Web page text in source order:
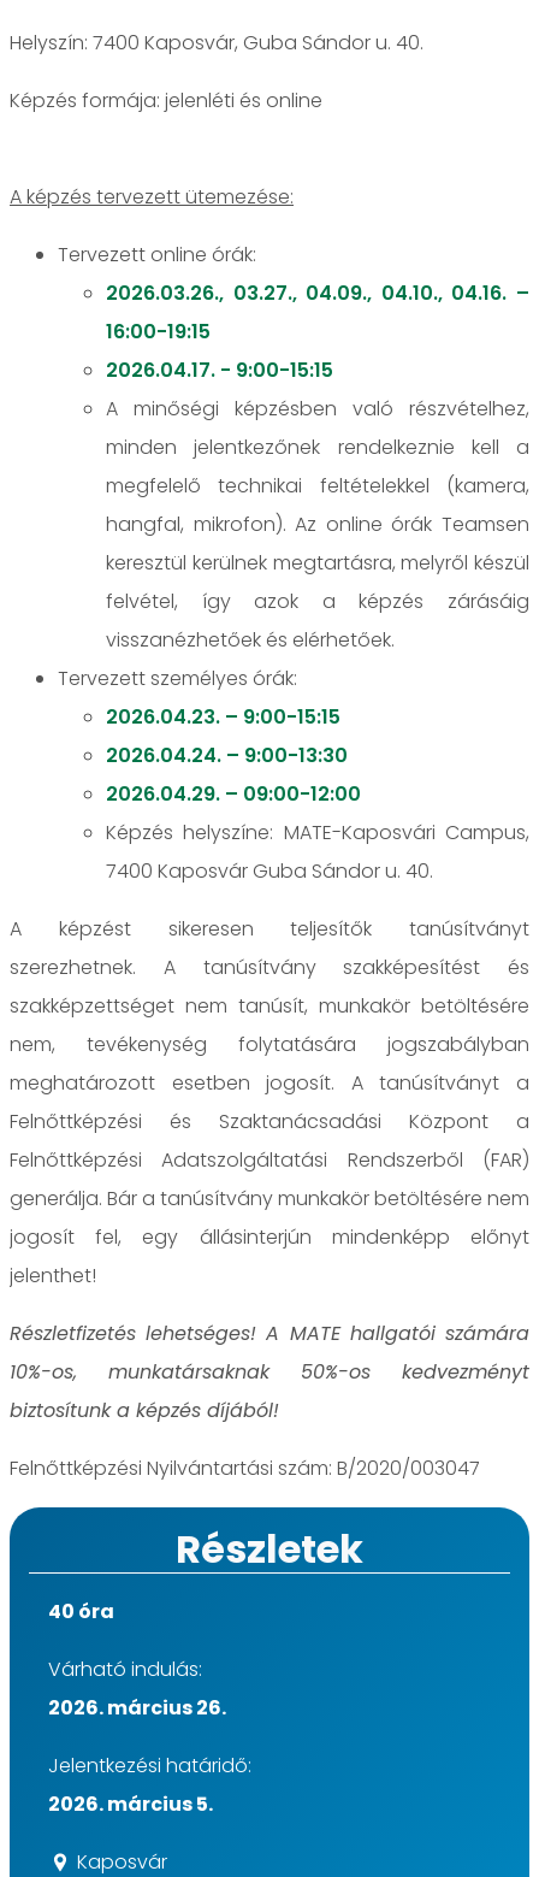
Helyszín: 7400 Kaposvár, Guba Sándor u. 40.
jelenléti és online
A képzés tervezett ütemezése:
Tervezett online órák:
2026.03.26., 03.27., 04.09., 04.10., 04.16. –
16:00-19:15
2026.04.17. - 9:00-15:15
A minőségi képzésben való részvételhez,
minden jelentkezőnek rendelkeznie kell a
megfelelő technikai feltételekkel (kamera,
hangfal, mikrofon). Az online órák Teamsen
keresztül kerülnek megtartásra, melyről készül
felvétel, így azok a képzés zárásáig
visszanézhetőek és elérhetőek.
Tervezett személyes órák:
2026.04.23. – 9:00-15:15
2026.04.24. – 9:00-13:30
2026.04.29. – 09:00-12:00
Képzés helyszíne: MATE-Kaposvári Campus,
7400 Kaposvár Guba Sándor u. 40.
A képzést sikeresen teljesítők tanúsítványt
szerezhetnek. A tanúsítvány szakképesítést és
szakképzettséget nem tanúsít, munkakör betöltésére
nem, tevékenység folytatására jogszabályban
meghatározott esetben jogosít. A tanúsítványt a
Felnőttképzési és Szaktanácsadási Központ a
Felnőttképzési Adatszolgáltatási Rendszerből (FAR)
generálja. Bár a tanúsítvány munkakör betöltésére nem
jogosít fel, egy állásinterjún mindenképp előnyt
jelenthet!
Részletfizetés lehetséges! A MATE hallgatói számára
10%-os, munkatársaknak 50%-os kedvezményt
biztosítunk a képzés díjából!
Felnőttképzési Nyilvántartási szám: B/2020/003047
Részletek
40 óra
Várható indulás:
2026. március 26.
Jelentkezési határidő:
2026. március 5.
Kaposvár